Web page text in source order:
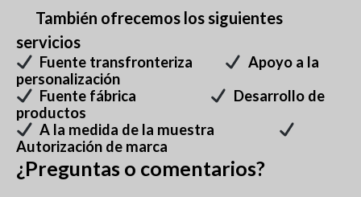
También ofrecemos los siguientes
servicios
Fuente transfronteriza
Apoyo a la
personalización
Fuente fábrica
Desarrollo de
productos
A la medida de la muestra
Autorización de marca
¿Preguntas o comentarios?